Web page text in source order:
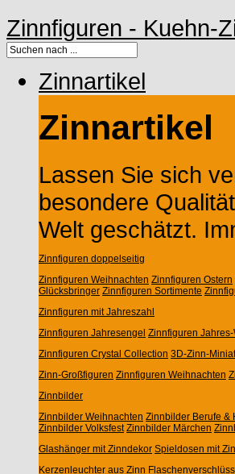
Zinnfiguren - Kuehn-
Zinnartikel
Zinnartikel
Lassen Sie sich
besondere
Welt geschätzt.
Zinnfiguren doppelseitig
Zinnfiguren Weihnachten Zinnfiguren Ostern
Glücksbringer Zinnfiguren Sortimente
Zinnfiguren mit Jahreszahl
Zinnfiguren Jahresengel Zinnfiguren
Zinnfiguren Crystal Collection 3D-Zinn-
Zinn-Großfiguren Zinnfiguren Weihnachten
Zinnbilder
Zinnbilder Weihnachten Zinnbilder Berufe &
Zinnbilder Volksfest Zinnbilder Märchen
Glashänger mit Zinndekor Spieldosen mit
Kerzenleuchter aus Zinn